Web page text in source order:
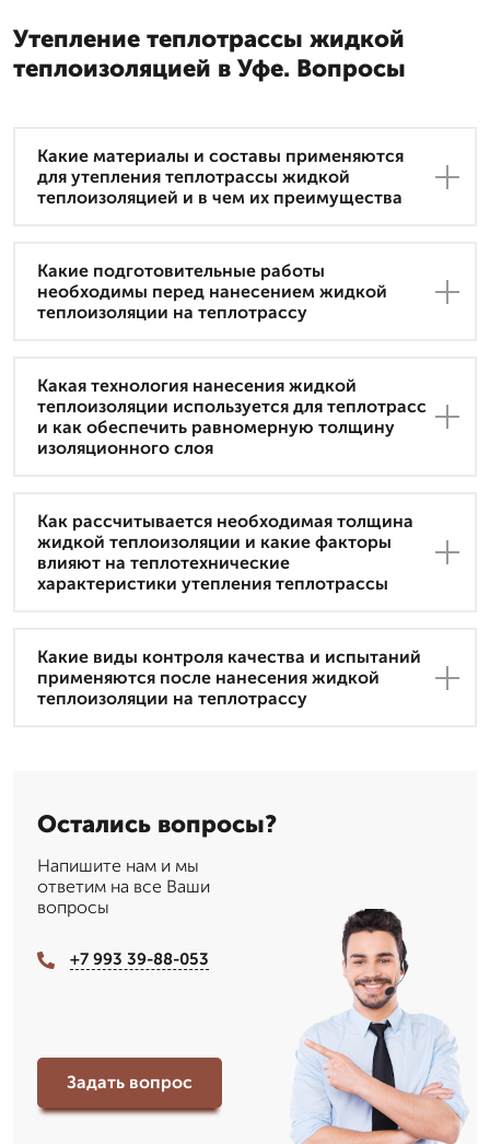
Утепление теплотрассы жидкой
теплоизоляцией в Уфе. Вопросы
Какие материалы и составы применяются
для утепления теплотрассы жидкой
теплоизоляцией и в чем их преимущества
Какие подготовительные работы
необходимы перед нанесением жидкой
теплоизоляции на теплотрассу
Какая технология нанесения жидкой
теплоизоляции используется для теплотрасс
и как обеспечить равномерную толщину
изоляционного слоя
Как рассчитывается необходимая толщина
жидкой теплоизоляции и какие факторы
влияют на теплотехнические
характеристики утепления теплотрассы
Какие виды контроля качества и испытаний
применяются после нанесения жидкой
теплоизоляции на теплотрассу
Остались вопросы?
Напишите нам и мы
ответим на все Ваши
вопросы
+7 993 39-88-053
Задать вопрос